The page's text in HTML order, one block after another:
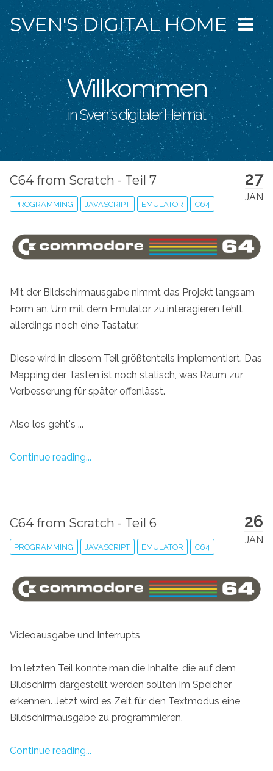
SVEN'S DIGITAL HOME
Willkommen
in Sven's digitaler Heimat
27
JAN
C64 from Scratch - Teil 7
PROGRAMMING JAVASCRIPT EMULATOR C64
Mit der Bildschirmausgabe nimmt das Projekt langsam
Form an. Um mit dem Emulator zu interagieren fehlt
allerdings noch eine Tastatur.
Diese wird in diesem Teil größtenteils implementiert. Das
Mapping der Tasten ist noch statisch, was Raum zur
Verbesserung für später offenlässt.
Also los geht's ...
Continue reading...
26
JAN
C64 from Scratch - Teil 6
PROGRAMMING JAVASCRIPT EMULATOR C64
Videoausgabe und Interrupts
Im letzten Teil konnte man die Inhalte, die auf dem
Bildschirm dargestellt werden sollten im Speicher
erkennen. Jetzt wird es Zeit für den Textmodus eine
Bildschirmausgabe zu programmieren.
Continue reading...